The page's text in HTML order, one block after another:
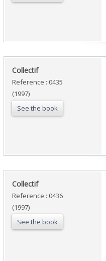
‎Collectif‎
Reference : 0435
(1997)
See the book
‎Collectif‎
Reference : 0436
(1997)
See the book